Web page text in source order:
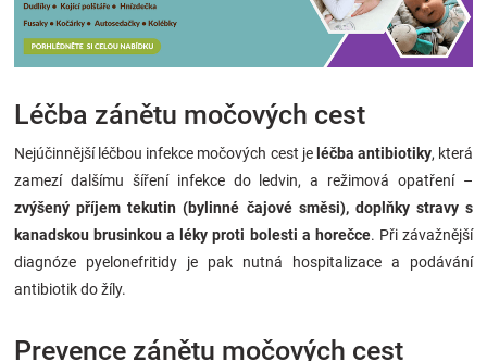
Léčba zánětu močových cest
Nejúčinnější léčbou infekce močových cest je léčba antibiotiky, která
zamezí dalšímu šíření infekce do ledvin, a režimová opatření –
zvýšený příjem tekutin (bylinné čajové směsi), doplňky stravy s
kanadskou brusinkou a léky proti bolesti a horečce. Při závažnější
diagnóze pyelonefritidy je pak nutná hospitalizace a podávání
antibiotik do žíly.
Prevence zánětu močových cest